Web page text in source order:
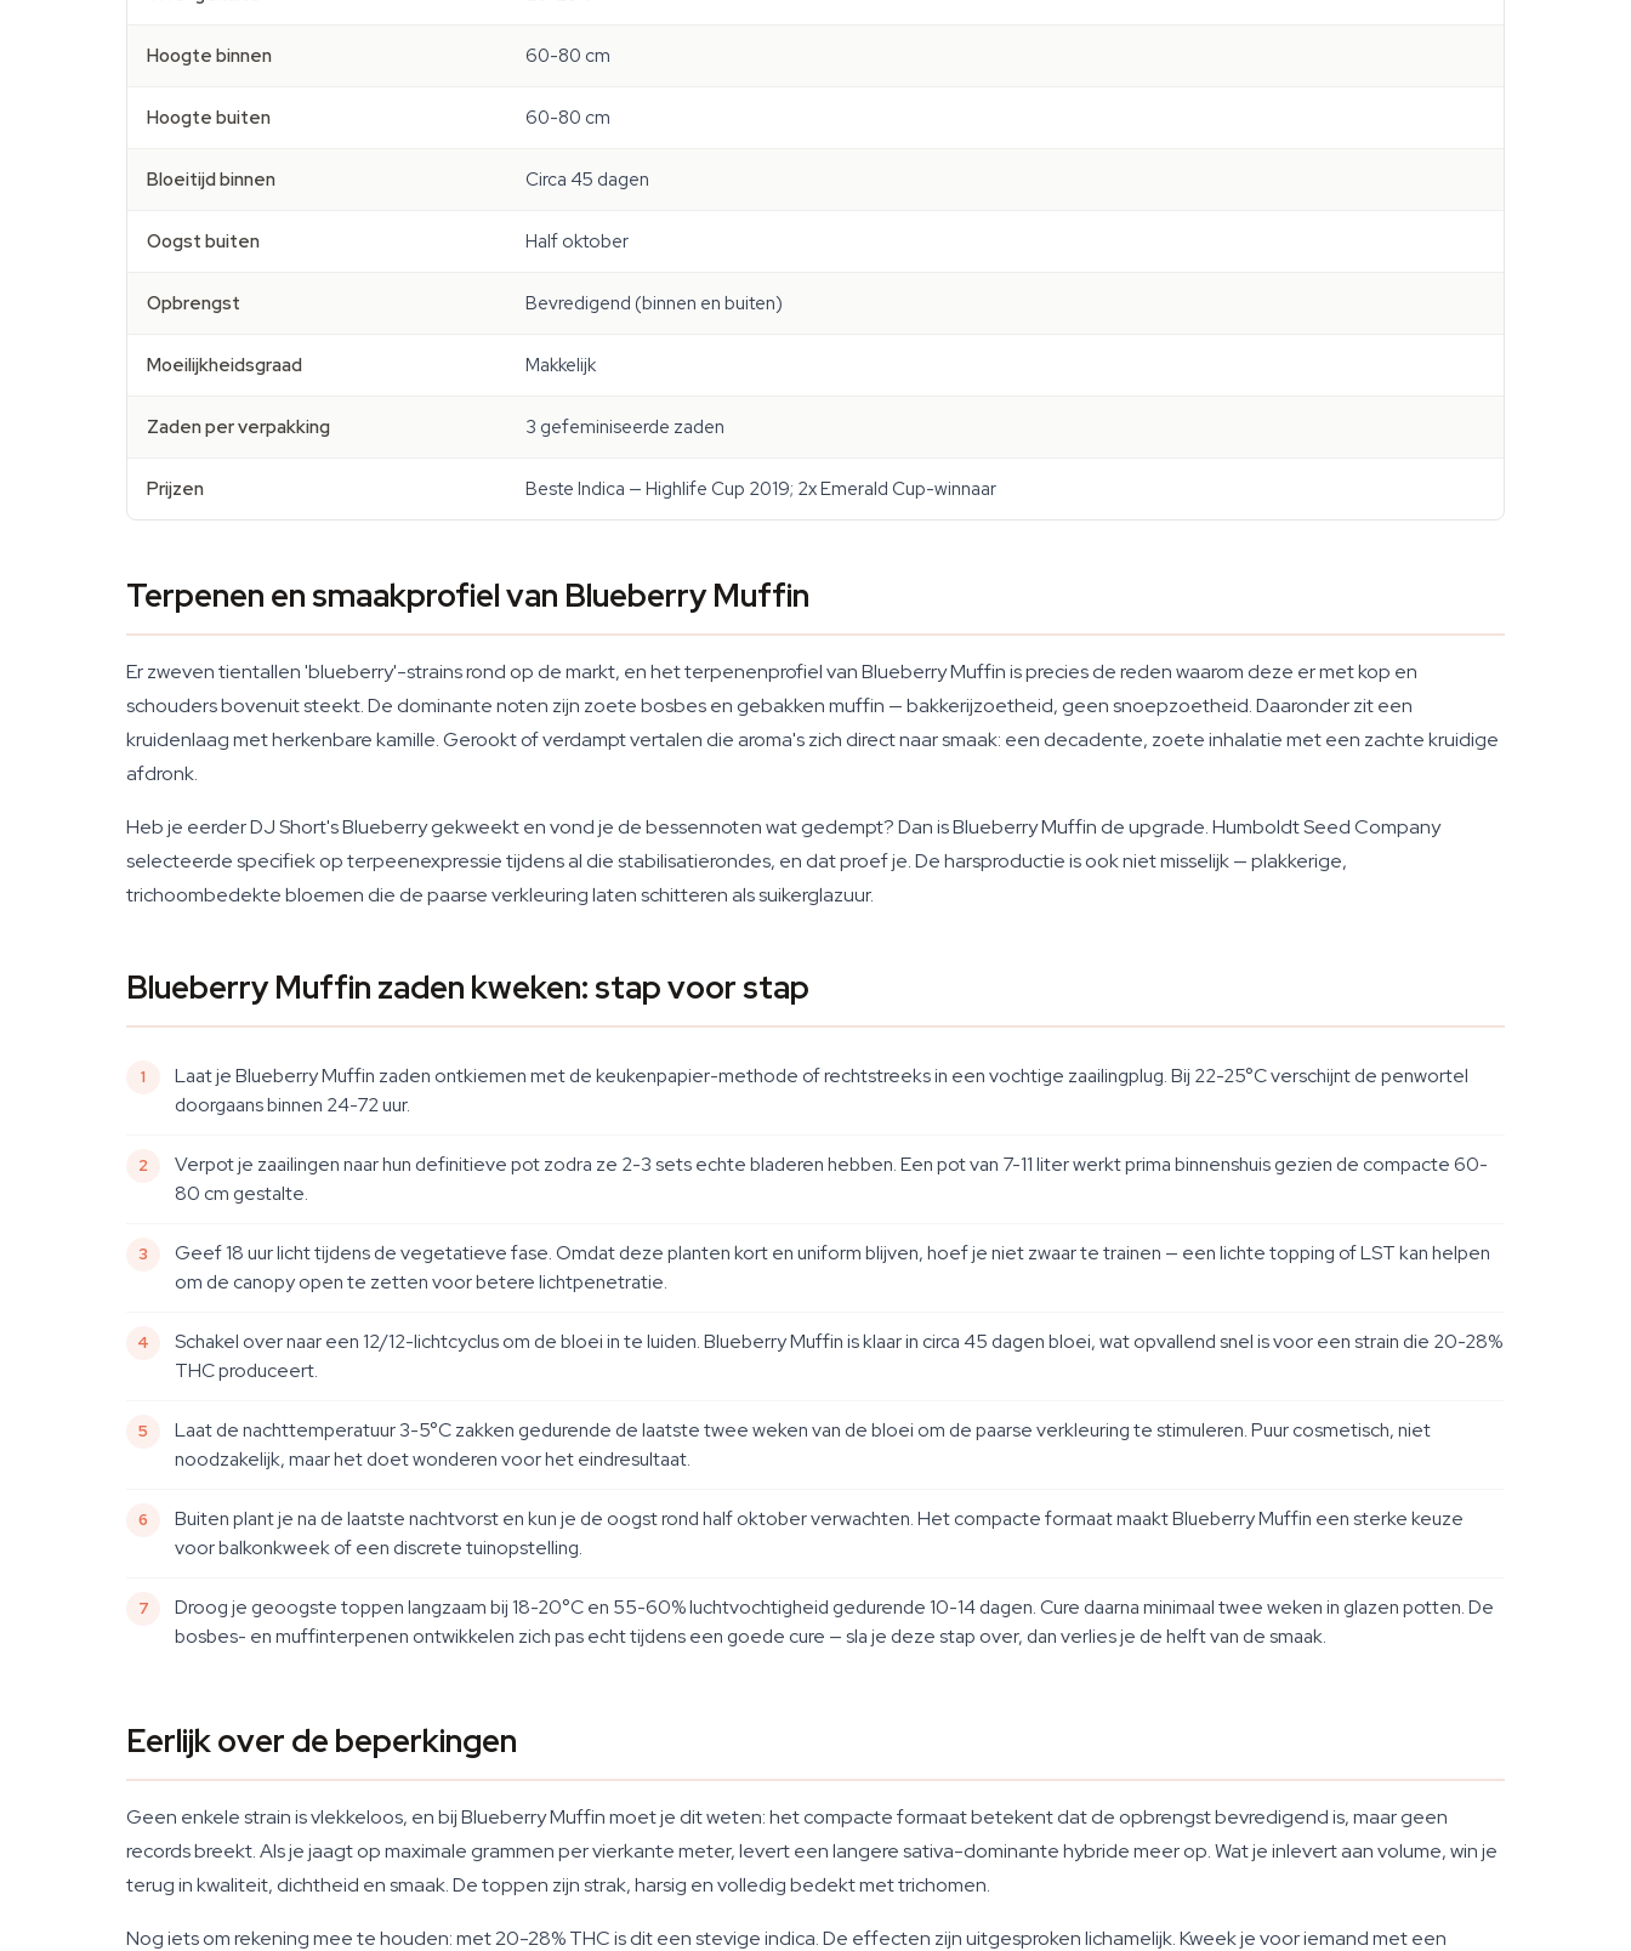
Hoogte binnen 60-80 cm
Hoogte buiten 60-80 cm
Bloeitijd binnen Circa 45 dagen
Oogst buiten Half oktober
Opbrengst Bevredigend (binnen en buiten)
Moeilijkheidsgraad Makkelijk
Zaden per verpakking 3 gefeminiseerde zaden
Prijzen Beste Indica — Highlife Cup 2019; 2x Emerald Cup-winnaar
Terpenen en smaakprofiel van Blueberry Muffin
Er zweven tientallen 'blueberry'-strains rond op de markt, en het terpenenprofiel van Blueberry Muffin is precies de reden waarom deze er met kop en
schouders bovenuit steekt. De dominante noten zijn zoete bosbes en gebakken muffin — bakkerijzoetheid, geen snoepzoetheid. Daaronder zit een
kruidenlaag met herkenbare kamille. Gerookt of verdampt vertalen die aroma's zich direct naar smaak: een decadente, zoete inhalatie met een zachte kruidige
afdronk.
Heb je eerder DJ Short's Blueberry gekweekt en vond je de bessennoten wat gedempt? Dan is Blueberry Muffin de upgrade. Humboldt Seed Company
selecteerde specifiek op terpeenexpressie tijdens al die stabilisatierondes, en dat proef je. De harsproductie is ook niet misselijk — plakkerige,
trichoombedekte bloemen die de paarse verkleuring laten schitteren als suikerglazuur.
Blueberry Muffin zaden kweken: stap voor stap
Laat je Blueberry Muffin zaden ontkiemen met de keukenpapier-methode of rechtstreeks in een vochtige zaailingplug. Bij 22-25°C verschijnt de penwortel
doorgaans binnen 24-72 uur.
Verpot je zaailingen naar hun definitieve pot zodra ze 2-3 sets echte bladeren hebben. Een pot van 7-11 liter werkt prima binnenshuis gezien de compacte 60-
80 cm gestalte.
Geef 18 uur licht tijdens de vegetatieve fase. Omdat deze planten kort en uniform blijven, hoef je niet zwaar te trainen — een lichte topping of LST kan helpen
om de canopy open te zetten voor betere lichtpenetratie.
Schakel over naar een 12/12-lichtcyclus om de bloei in te luiden. Blueberry Muffin is klaar in circa 45 dagen bloei, wat opvallend snel is voor een strain die 20-28%
THC produceert.
Laat de nachttemperatuur 3-5°C zakken gedurende de laatste twee weken van de bloei om de paarse verkleuring te stimuleren. Puur cosmetisch, niet
noodzakelijk, maar het doet wonderen voor het eindresultaat.
Buiten plant je na de laatste nachtvorst en kun je de oogst rond half oktober verwachten. Het compacte formaat maakt Blueberry Muffin een sterke keuze
voor balkonkweek of een discrete tuinopstelling.
Droog je geoogste toppen langzaam bij 18-20°C en 55-60% luchtvochtigheid gedurende 10-14 dagen. Cure daarna minimaal twee weken in glazen potten. De
bosbes- en muffinterpenen ontwikkelen zich pas echt tijdens een goede cure — sla je deze stap over, dan verlies je de helft van de smaak.
Eerlijk over de beperkingen
Geen enkele strain is vlekkeloos, en bij Blueberry Muffin moet je dit weten: het compacte formaat betekent dat de opbrengst bevredigend is, maar geen
records breekt. Als je jaagt op maximale grammen per vierkante meter, levert een langere sativa-dominante hybride meer op. Wat je inlevert aan volume, win je
terug in kwaliteit, dichtheid en smaak. De toppen zijn strak, harsig en volledig bedekt met trichomen.
Nog iets om rekening mee te houden: met 20-28% THC is dit een stevige indica. De effecten zijn uitgesproken lichamelijk. Kweek je voor iemand met een